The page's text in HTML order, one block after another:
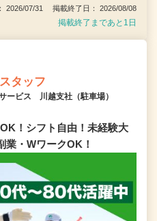
2026/07/31 掲載終了日： 2026/08/08
掲載終了まであと1日
タッフ
ービス 川越支社（駐車場）
！シフト自由！未経験大
業・WワークOK！